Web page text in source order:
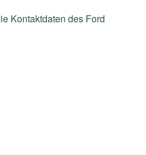
Kontaktdaten des Ford